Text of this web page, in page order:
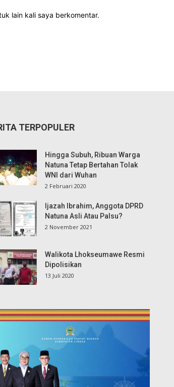
lain kali saya berkomentar.
TERPOPULER
Hingga Subuh, Ribuan Warga
Natuna Tetap Bertahan Tolak
WNI dari Wuhan
2 Februari 2020
Ijazah Ibrahim, Anggota DPRD
Natuna Asli Atau Palsu?
2 November 2021
Walikota Lhokseumawe Resmi
Dipolisikan
13 Juli 2020